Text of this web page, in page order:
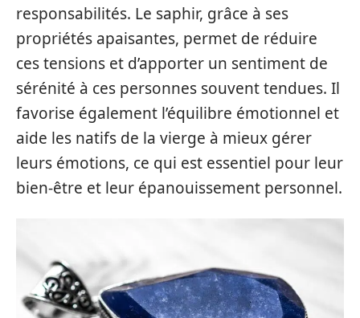
responsabilités. Le saphir, grâce à ses
propriétés apaisantes, permet de réduire
ces tensions et d’apporter un sentiment de
sérénité à ces personnes souvent tendues. Il
favorise également l’équilibre émotionnel et
aide les natifs de la vierge à mieux gérer
leurs émotions, ce qui est essentiel pour leur
bien-être et leur épanouissement personnel.